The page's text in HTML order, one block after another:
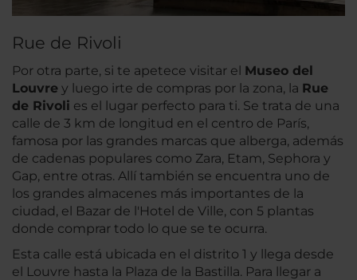
Rue de Rivoli
Por otra parte, si te apetece visitar el Museo del
Louvre y luego irte de compras por la zona, la Rue
de Rivoli es el lugar perfecto para ti. Se trata de una
calle de 3 km de longitud en el centro de París,
famosa por las grandes marcas que alberga, además
de cadenas populares como Zara, Etam, Sephora y
Gap, entre otras. Allí también se encuentra uno de
los grandes almacenes más importantes de la
ciudad, el Bazar de l'Hotel de Ville, con 5 plantas
donde comprar todo lo que se te ocurra.
Esta calle está ubicada en el distrito 1 y llega desde
el Louvre hasta la Plaza de la Bastilla. Para llegar a